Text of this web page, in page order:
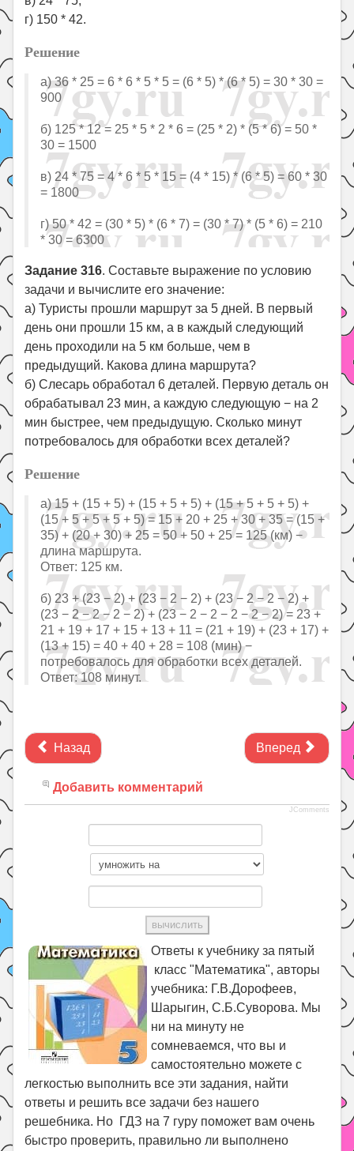
г) 150 * 42.
Решение
а) 36 * 25 = 6 * 6 * 5 * 5 = (6 * 5) * (6 * 5) = 30 * 30 =
900
б) 125 * 12 = 25 * 5 * 2 * 6 = (25 * 2) * (5 * 6) = 50 *
30 = 1500
в) 24 * 75 = 4 * 6 * 5 * 15 = (4 * 15) * (6 * 5) = 60 * 30
= 1800
г) 50 * 42 = (30 * 5) * (6 * 7) = (30 * 7) * (5 * 6) = 210
* 30 = 6300
Задание 316. Составьте выражение по условию
задачи и вычислите его значение:
а) Туристы прошли маршрут за 5 дней. В первый
день они прошли 15 км, а в каждый следующий
день проходили на 5 км больше, чем в
предыдущий. Какова длина маршрута?
б) Слесарь обработал 6 деталей. Первую деталь он
обрабатывал 23 мин, а каждую следующую − на 2
мин быстрее, чем предыдущую. Сколько минут
потребовалось для обработки всех деталей?
Решение
а) 15 + (15 + 5) + (15 + 5 + 5) + (15 + 5 + 5 + 5) +
(15 + 5 + 5 + 5 + 5) = 15 + 20 + 25 + 30 + 35 = (15 +
35) + (20 + 30) + 25 = 50 + 50 + 25 = 125 (км) −
длина маршрута.
Ответ: 125 км.
б) 23 + (23 − 2) + (23 − 2 − 2) + (23 − 2 − 2 − 2) +
(23 − 2 − 2 − 2 − 2) + (23 − 2 − 2 − 2 − 2 − 2) = 23 +
21 + 19 + 17 + 15 + 13 + 11 = (21 + 19) + (23 + 17) +
(13 + 15) = 40 + 40 + 28 = 108 (мин) −
потребовалось для обработки всех деталей.
Ответ: 108 минут.
Назад Вперед
Добавить комментарий
JComments
Ответы к учебнику за пятый
класс "Математика", авторы
учебника: Г.В.Дорофеев,
Шарыгин, С.Б.Суворова. Мы
ни на минуту не
сомневаемся, что вы и
самостоятельно можете с
легкостью выполнить все эти задания, найти
ответы и решить все задачи без нашего
решебника. Но ГДЗ на 7 гуру поможет вам очень
быстро проверить, правильно ли выполнено